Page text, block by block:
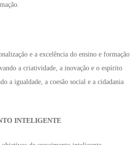
e a excelência do ensino e formação
a criatividade, a inovação e o espírito
a igualdade, a coesão social e a cidadania
INTELIGENTE